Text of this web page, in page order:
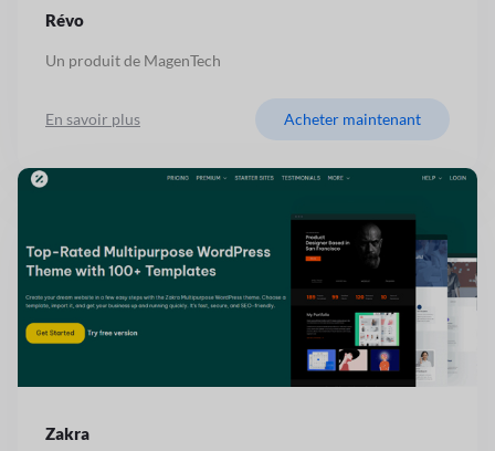
Révo
Un produit de MagenTech
En savoir plus Acheter maintenant
Zakra